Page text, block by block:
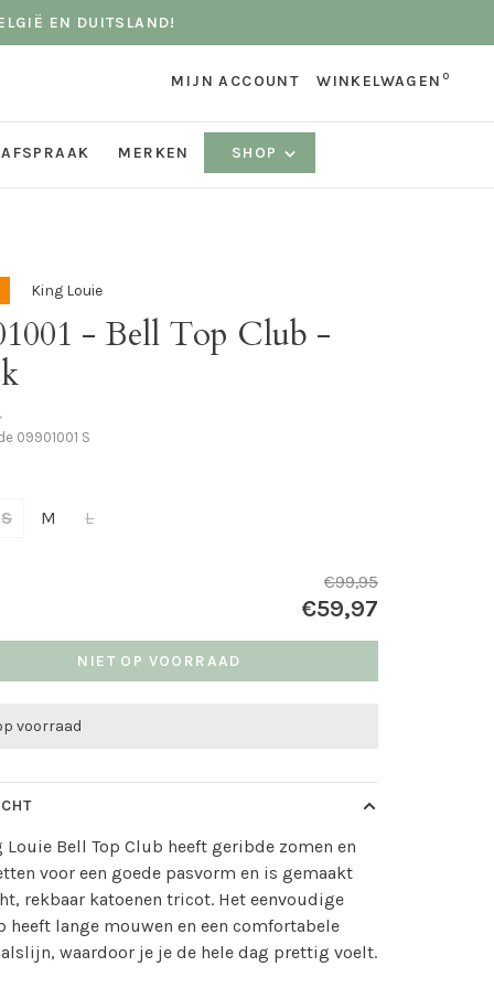
EN DUITSLAND!
MIJN ACCOUNT WINKELWAGEN 0
MERKEN SHOP
King Louie
- Bell Top Club -
09901001 S
S M L
€99,95
€59,97
NIET OP VOORRAAD
voorraad
Louie Bell Top Club heeft geribde zomen en
voor een goede pasvorm en is gemaakt
rekbaar katoenen tricot. Het eenvoudige
heeft lange mouwen en een comfortabele
waardoor je je de hele dag prettig voelt.